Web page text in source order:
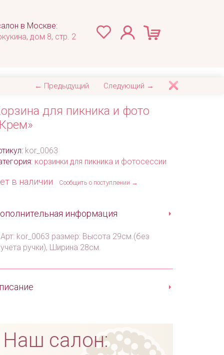
в Москве:
дом 8, стр. 2
← Предыдущий Следующий →
для пикника и фото
kor_0063
корзинки для пикника и фотосессии
в наличии Сообщить о поступлении →
информация
Арт: kor_0063 размер: Высота 29см.(без
учета ручки), Ширина 28см.
Наш салон: